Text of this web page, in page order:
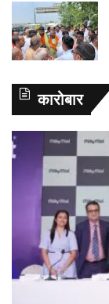
कारोबार